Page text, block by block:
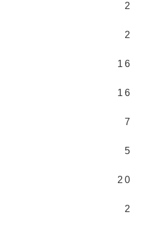
2
2
16
16
7
5
20
2